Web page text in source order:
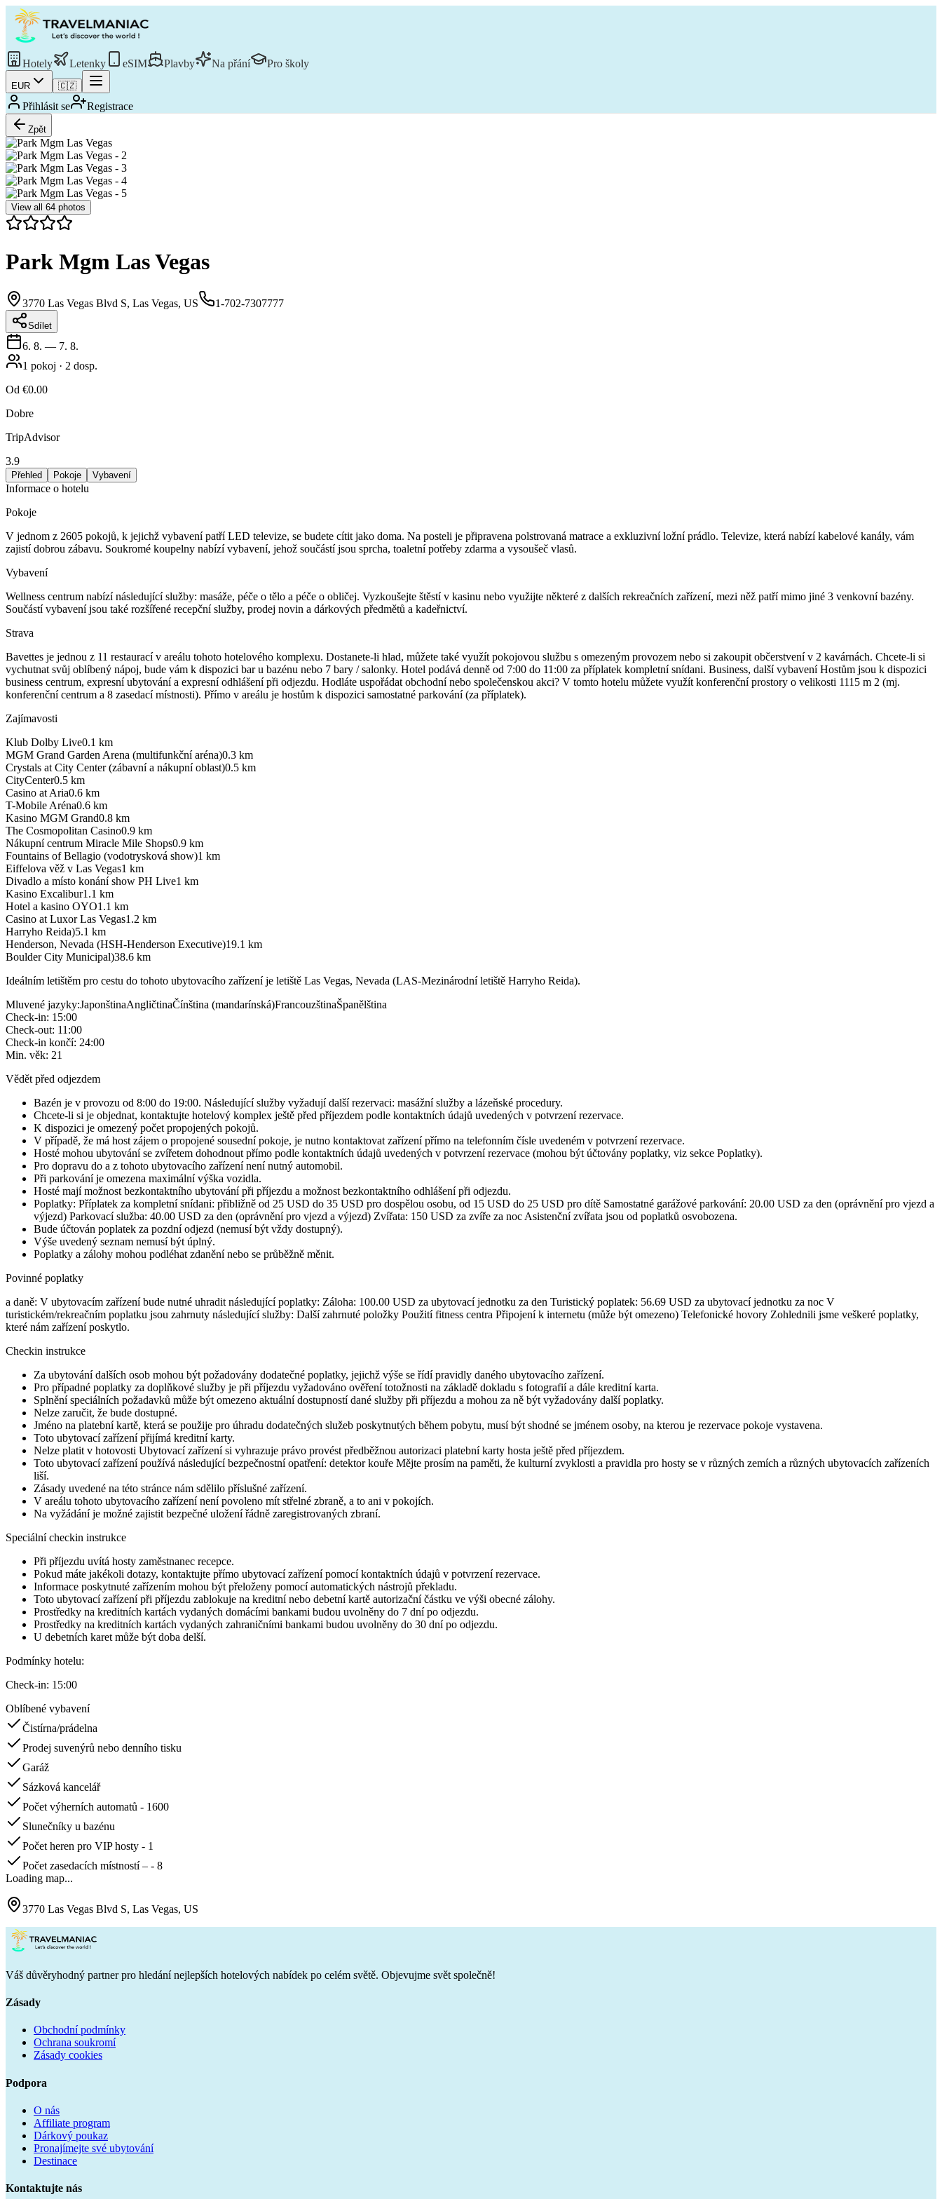
Hotely Letenky eSIM Plavby Na přání Pro školy
EUR 🇨🇿
Přihlásit se Registrace
Zpět
View all 64 photos
Park Mgm Las Vegas
3770 Las Vegas Blvd S, Las Vegas, US 1-702-7307777
Sdílet
6. 8. — 7. 8.
1 pokoj · 2 dosp.
Od €0.00
Dobre
TripAdvisor
3.9
Přehled Pokoje Vybavení
Informace o hotelu
Pokoje
V jednom z 2605 pokojů, k jejichž vybavení patří LED televize, se budete cítit jako doma. Na posteli je připravena polstrovaná matrace a exkluzivní ložní prádlo. Televize, která nabízí kabelové kanály, vám
zajistí dobrou zábavu. Soukromé koupelny nabízí vybavení, jehož součástí jsou sprcha, toaletní potřeby zdarma a vysoušeč vlasů.
Vybavení
Wellness centrum nabízí následující služby: masáže, péče o tělo a péče o obličej. Vyzkoušejte štěstí v kasinu nebo využijte některé z dalších rekreačních zařízení, mezi něž patří mimo jiné 3 venkovní bazény.
Součástí vybavení jsou také rozšířené recepční služby, prodej novin a dárkových předmětů a kadeřnictví.
Strava
Bavettes je jednou z 11 restaurací v areálu tohoto hotelového komplexu. Dostanete-li hlad, můžete také využít pokojovou službu s omezeným provozem nebo si zakoupit občerstvení v 2 kavárnách. Chcete-li si
vychutnat svůj oblíbený nápoj, bude vám k dispozici bar u bazénu nebo 7 bary / salonky. Hotel podává denně od 7:00 do 11:00 za příplatek kompletní snídani. Business, další vybavení Hostům jsou k dispozici
business centrum, expresní ubytování a expresní odhlášení při odjezdu. Hodláte uspořádat obchodní nebo společenskou akci? V tomto hotelu můžete využít konferenční prostory o velikosti 1115 m 2 (mj.
konferenční centrum a 8 zasedací místnosti). Přímo v areálu je hostům k dispozici samostatné parkování (za příplatek).
Zajímavosti
Klub Dolby Live0.1 km
MGM Grand Garden Arena (multifunkční aréna)0.3 km
Crystals at City Center (zábavní a nákupní oblast)0.5 km
CityCenter0.5 km
Casino at Aria0.6 km
T-Mobile Aréna0.6 km
Kasino MGM Grand0.8 km
The Cosmopolitan Casino0.9 km
Nákupní centrum Miracle Mile Shops0.9 km
Fountains of Bellagio (vodotrysková show)1 km
Eiffelova věž v Las Vegas1 km
Divadlo a místo konání show PH Live1 km
Kasino Excalibur1.1 km
Hotel a kasino OYO1.1 km
Casino at Luxor Las Vegas1.2 km
Harryho Reida)5.1 km
Henderson, Nevada (HSH-Henderson Executive)19.1 km
Boulder City Municipal)38.6 km
Ideálním letištěm pro cestu do tohoto ubytovacího zařízení je letiště Las Vegas, Nevada (LAS-Mezinárodní letiště Harryho Reida).
Mluvené jazyky:JaponštinaAngličtinaČínština (mandarínská)FrancouzštinaŠpanělština
Check-in: 15:00
Check-out: 11:00
Check-in končí: 24:00
Min. věk: 21
Vědět před odjezdem
Bazén je v provozu od 8:00 do 19:00. Následující služby vyžadují další rezervaci: masážní služby a lázeňské procedury.
Chcete-li si je objednat, kontaktujte hotelový komplex ještě před příjezdem podle kontaktních údajů uvedených v potvrzení rezervace.
K dispozici je omezený počet propojených pokojů.
V případě, že má host zájem o propojené sousední pokoje, je nutno kontaktovat zařízení přímo na telefonním čísle uvedeném v potvrzení rezervace.
Hosté mohou ubytování se zvířetem dohodnout přímo podle kontaktních údajů uvedených v potvrzení rezervace (mohou být účtovány poplatky, viz sekce Poplatky).
Pro dopravu do a z tohoto ubytovacího zařízení není nutný automobil.
Při parkování je omezena maximální výška vozidla.
Hosté mají možnost bezkontaktního ubytování při příjezdu a možnost bezkontaktního odhlášení při odjezdu.
Poplatky: Příplatek za kompletní snídani: přibližně od 25 USD do 35 USD pro dospělou osobu, od 15 USD do 25 USD pro dítě Samostatné garážové parkování: 20.00 USD za den (oprávnění pro vjezd a
výjezd) Parkovací služba: 40.00 USD za den (oprávnění pro vjezd a výjezd) Zvířata: 150 USD za zvíře za noc Asistenční zvířata jsou od poplatků osvobozena.
Bude účtován poplatek za pozdní odjezd (nemusí být vždy dostupný).
Výše uvedený seznam nemusí být úplný.
Poplatky a zálohy mohou podléhat zdanění nebo se průběžně měnit.
Povinné poplatky
a daně: V ubytovacím zařízení bude nutné uhradit následující poplatky: Záloha: 100.00 USD za ubytovací jednotku za den Turistický poplatek: 56.69 USD za ubytovací jednotku za noc V
turistickém/rekreačním poplatku jsou zahrnuty následující služby: Další zahrnuté položky Použití fitness centra Připojení k internetu (může být omezeno) Telefonické hovory Zohlednili jsme veškeré poplatky,
které nám zařízení poskytlo.
Checkin instrukce
Za ubytování dalších osob mohou být požadovány dodatečné poplatky, jejichž výše se řídí pravidly daného ubytovacího zařízení.
Pro případné poplatky za doplňkové služby je při příjezdu vyžadováno ověření totožnosti na základě dokladu s fotografií a dále kreditní karta.
Splnění speciálních požadavků může být omezeno aktuální dostupností dané služby při příjezdu a mohou za ně být vyžadovány další poplatky.
Nelze zaručit, že bude dostupné.
Jméno na platební kartě, která se použije pro úhradu dodatečných služeb poskytnutých během pobytu, musí být shodné se jménem osoby, na kterou je rezervace pokoje vystavena.
Toto ubytovací zařízení přijímá kreditní karty.
Nelze platit v hotovosti Ubytovací zařízení si vyhrazuje právo provést předběžnou autorizaci platební karty hosta ještě před příjezdem.
Toto ubytovací zařízení používá následující bezpečnostní opatření: detektor kouře Mějte prosím na paměti, že kulturní zvyklosti a pravidla pro hosty se v různých zemích a různých ubytovacích zařízeních
liší.
Zásady uvedené na této stránce nám sdělilo příslušné zařízení.
V areálu tohoto ubytovacího zařízení není povoleno mít střelné zbraně, a to ani v pokojích.
Na vyžádání je možné zajistit bezpečné uložení řádně zaregistrovaných zbraní.
Speciální checkin instrukce
Při příjezdu uvítá hosty zaměstnanec recepce.
Pokud máte jakékoli dotazy, kontaktujte přímo ubytovací zařízení pomocí kontaktních údajů v potvrzení rezervace.
Informace poskytnuté zařízením mohou být přeloženy pomocí automatických nástrojů překladu.
Toto ubytovací zařízení při příjezdu zablokuje na kreditní nebo debetní kartě autorizační částku ve výši obecné zálohy.
Prostředky na kreditních kartách vydaných domácími bankami budou uvolněny do 7 dní po odjezdu.
Prostředky na kreditních kartách vydaných zahraničními bankami budou uvolněny do 30 dní po odjezdu.
U debetních karet může být doba delší.
Podmínky hotelu:
Check-in: 15:00
Oblíbené vybavení
Čistírna/prádelna
Prodej suvenýrů nebo denního tisku
Garáž
Sázková kancelář
Počet výherních automatů - 1600
Slunečníky u bazénu
Počet heren pro VIP hosty - 1
Počet zasedacích místností – - 8
Loading map...
3770 Las Vegas Blvd S, Las Vegas, US
Váš důvěryhodný partner pro hledání nejlepších hotelových nabídek po celém světě. Objevujme svět společně!
Zásady
Obchodní podmínky
Ochrana soukromí
Zásady cookies
Podpora
O nás
Affiliate program
Dárkový poukaz
Pronajímejte své ubytování
Destinace
Kontaktujte nás